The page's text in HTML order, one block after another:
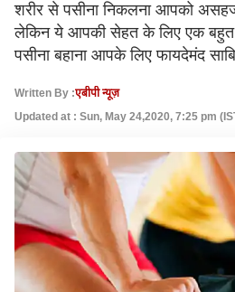
शरीर से पसीना निकलना आपको
लेकिन ये आपकी सेहत के लिए एक बहुत
पसीना बहाना आपके लिए फायदेमंद
Written By :एबीपी न्यूज़
Updated at : Sun, May 24,2020, 7:25 pm